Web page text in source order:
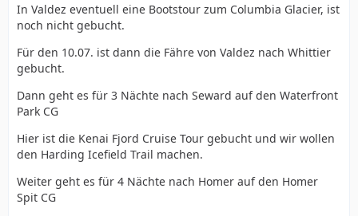
In Valdez eventuell eine Bootstour zum Columbia Glacier, ist
noch nicht gebucht.
Für den 10.07. ist dann die Fähre von Valdez nach Whittier
gebucht.
Dann geht es für 3 Nächte nach Seward auf den Waterfront
Park CG
Hier ist die Kenai Fjord Cruise Tour gebucht und wir wollen
den Harding Icefield Trail machen.
Weiter geht es für 4 Nächte nach Homer auf den Homer
Spit CG